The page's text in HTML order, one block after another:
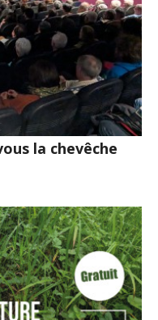
la chevêche